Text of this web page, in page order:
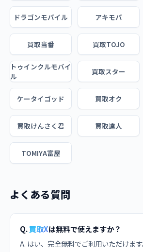
ドラゴンモバイル アキモバ
買取当番 買取TOJO
トゥインクルモバイ
ル
買取スター
ケータイゴッド 買取オク
買取けんさく君 買取達人
TOMIYA富屋
よくある質問
Q.買取Xは無料で使えますか？
A. はい、完全無料でご利用いただけま